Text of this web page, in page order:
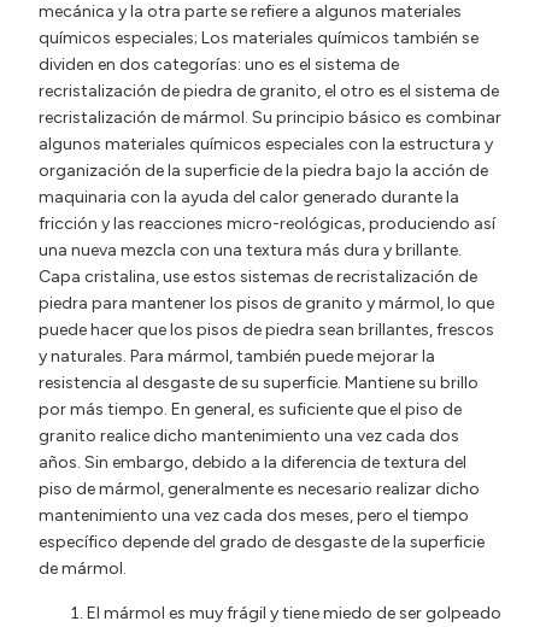
mecánica y la otra parte se refiere a algunos materiales
químicos especiales; Los materiales químicos también se
dividen en dos categorías: uno es el sistema de
recristalización de piedra de granito, el otro es el sistema de
recristalización de mármol. Su principio básico es combinar
algunos materiales químicos especiales con la estructura y
organización de la superficie de la piedra bajo la acción de
maquinaria con la ayuda del calor generado durante la
fricción y las reacciones micro-reológicas, produciendo así
una nueva mezcla con una textura más dura y brillante.
Capa cristalina, use estos sistemas de recristalización de
piedra para mantener los pisos de granito y mármol, lo que
puede hacer que los pisos de piedra sean brillantes, frescos
y naturales. Para mármol, también puede mejorar la
resistencia al desgaste de su superficie. Mantiene su brillo
por más tiempo. En general, es suficiente que el piso de
granito realice dicho mantenimiento una vez cada dos
años. Sin embargo, debido a la diferencia de textura del
piso de mármol, generalmente es necesario realizar dicho
mantenimiento una vez cada dos meses, pero el tiempo
específico depende del grado de desgaste de la superficie
de mármol.
El mármol es muy frágil y tiene miedo de ser golpeado